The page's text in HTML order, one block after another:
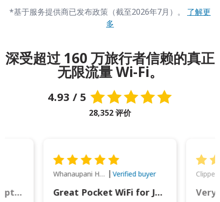
*基于服务提供商已发布政策（截至2026年7月）。 了解更
多
深受超过 160 万旅行者信赖的真正
无限流量 Wi-Fi。
4.93 / 5
28,352 评价
This was wonderful option to a family of four. Everything worked smoothly.
Whanaupani Henry Joseph Macown Verified buyer
Great Pocket WiFi for Japan Travel Very